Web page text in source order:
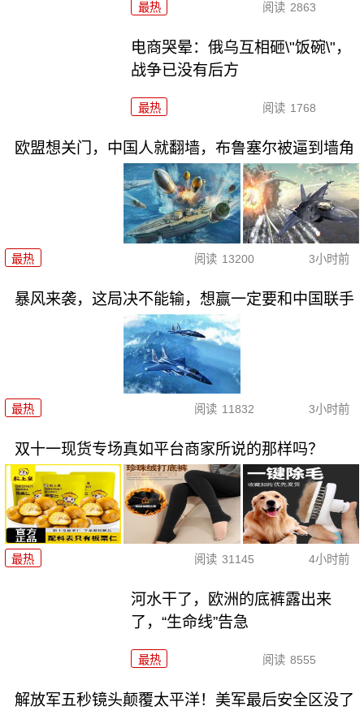
最热 阅读 2863
电商哭晕：俄乌互相砸\"饭碗\"，
战争已没有后方
最热 阅读 1768
欧盟想关门，中国人就翻墙，布鲁塞尔被逼到墙角
最热 阅读 13200 3小时前
暴风来袭，这局决不能输，想赢一定要和中国联手
最热 阅读 11832 3小时前
双十一现货专场真如平台商家所说的那样吗？
最热 阅读 31145 4小时前
河水干了，欧洲的底裤露出来
了，“生命线”告急
最热 阅读 8555
解放军五秒镜头颠覆太平洋！美军最后安全区没了